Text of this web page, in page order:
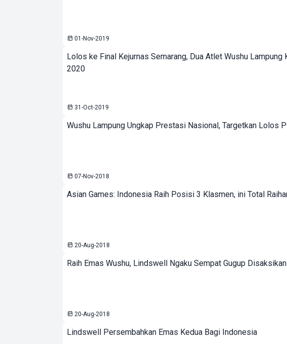
01-Nov-2019
Lolos ke Final Kejurnas Semarang, Dua Atlet Wushu Lampung
2020
31-Oct-2019
Wushu Lampung Ungkap Prestasi Nasional, Targetkan Lolos
07-Nov-2018
Asian Games: Indonesia Raih Posisi 3 Klasmen, ini Total
20-Aug-2018
Raih Emas Wushu, Lindswell Ngaku Sempat Gugup
20-Aug-2018
Lindswell Persembahkan Emas Kedua Bagi Indonesia